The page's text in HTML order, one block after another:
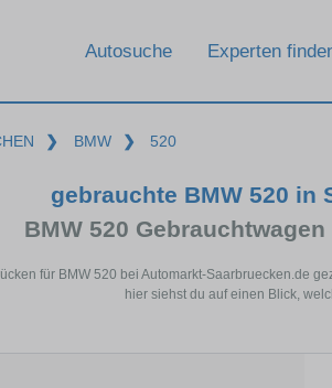
Autosuche Experten
❯ BMW ❯ 520
gebrauchte BMW 520 in
BMW 520
für BMW 520 bei Automarkt-Saarbruecken.de
hier siehst du auf einen Blick,